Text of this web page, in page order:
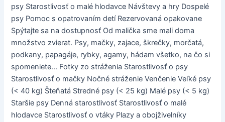
psy Starostlivosť o malé hlodavce Návštevy a hry Dospelé
psy Pomoc s opatrovaním detí Rezervovaná opakovane
Spýtajte sa na dostupnosť Od malička sme mali doma
množstvo zvierat. Psy, mačky, zajace, škrečky, morčatá,
podkany, papagáje, rybky, agamy, hádam všetko, na čo si
spomeniete... Fotky zo stráženia Starostlivosť o psy
Starostlivosť o mačky Nočné stráženie Venčenie Veľké psy
(< 40 kg) Šteňatá Stredné psy (< 25 kg) Malé psy (< 5 kg)
Staršie psy Denná starostlivosť Starostlivosť o malé
hlodavce Starostlivosť o vtáky Plazy a obojživelníky